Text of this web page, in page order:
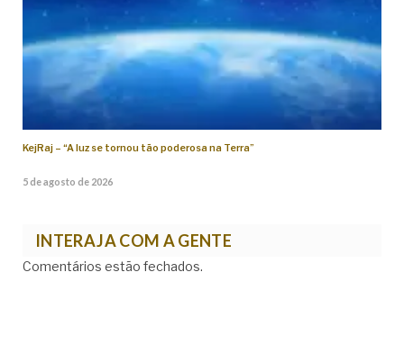
KejRaj – “A luz se tornou tão poderosa na Terra”
5 de agosto de 2026
INTERAJA COM A GENTE
Comentários estão fechados.